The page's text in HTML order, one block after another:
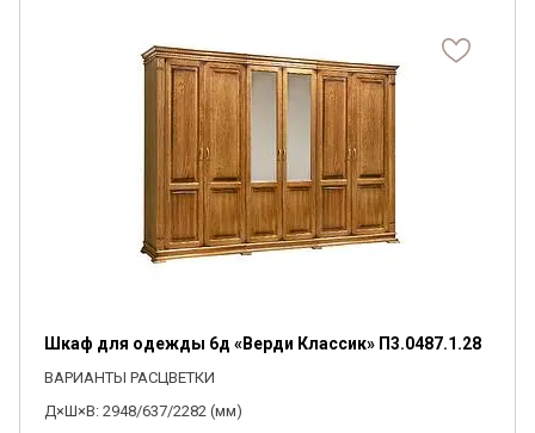
Шкаф для одежды 6д «Верди Классик» П3.0487.1.28
ВАРИАНТЫ РАСЦВЕТКИ
Д×Ш×В: 2948/637/2282 (мм)